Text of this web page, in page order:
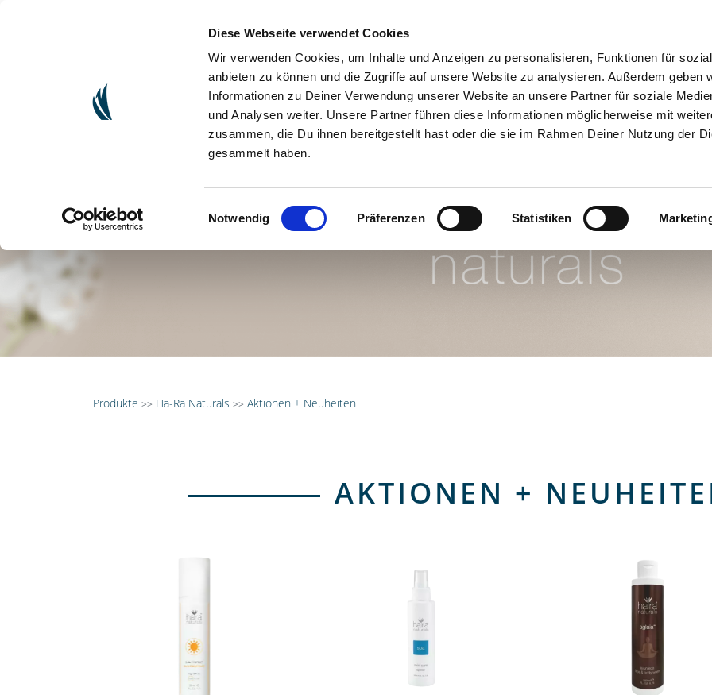
Diese Webseite verwendet Cookies
Wir verwenden Cookies, um Inhalte und Anzeigen zu personalisieren, Funktionen für
anbieten zu können und die Zugriffe auf unsere Website zu analysieren. Außerdem geben
Informationen zu Deiner Verwendung unserer Website an unsere Partner für soziale
und Analysen weiter. Unsere Partner führen diese Informationen möglicherweise mit
zusammen, die Du ihnen bereitgestellt hast oder die sie im Rahmen Deiner Nutzung der
gesammelt haben.
Einwilligungsauswahl
Notwendig Präferenzen Statistiken
Produkte >> Ha-Ra Naturals >> Aktionen + Neuheiten
AKTIONEN +